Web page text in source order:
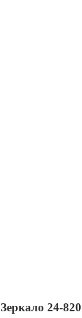
Зеркало 24-